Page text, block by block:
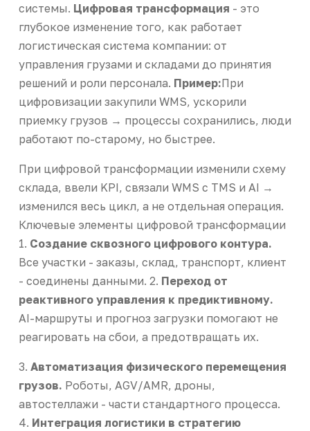
системы. Цифровая трансформация - это
глубокое изменение того, как работает
логистическая система компании: от
управления грузами и складами до принятия
решений и роли персонала. Пример:При
цифровизации закупили WMS, ускорили
приемку грузов → процессы сохранились, люди
работают по-старому, но быстрее.
При цифровой трансформации изменили схему
склада, ввели KPI, связали WMS с TMS и AI →
изменился весь цикл, а не отдельная операция.
Ключевые элементы цифровой трансформации
1. Создание сквозного цифрового контура.
Все участки - заказы, склад, транспорт, клиент
- соединены данными. 2. Переход от
реактивного управления к предиктивному.
AI-маршруты и прогноз загрузки помогают не
реагировать на сбои, а предотвращать их.
3. Автоматизация физического перемещения
грузов. Роботы, AGV/AMR, дроны,
автостеллажи - части стандартного процесса.
4. Интеграция логистики в стратегию